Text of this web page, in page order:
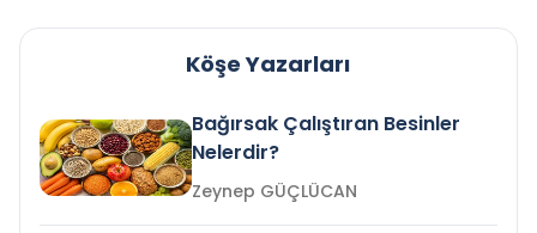
Köşe Yazarları
Bağırsak Çalıştıran Besinler
Nelerdir?
Zeynep GÜÇLÜCAN